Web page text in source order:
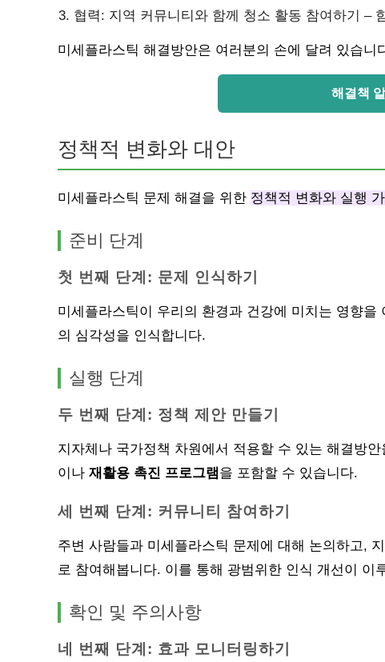
협력: 지역 커뮤니티와 함께 청소 활동 참여하기 –
미세플라스틱 해결방안은 여러분의 손에 달려 있습니
해결책
정책적 변화와 대안
미세플라스틱 문제 해결을 위한 정책적 변화와 실행
준비 단계
첫 번째 단계: 문제 인식하기
미세플라스틱이 우리의 환경과 건강에 미치는 영향
의 심각성을 인식합니다.
실행 단계
두 번째 단계: 정책 제안 만들기
지자체나 국가정책 차원에서 적용할 수 있는 해결방
이나 재활용 촉진 프로그램을 포함할 수 있습니다.
세 번째 단계: 커뮤니티 참여하기
주변 사람들과 미세플라스틱 문제에 대해 논의하고,
로 참여해봅니다. 이를 통해 광범위한 인식 개선이 이
확인 및 주의사항
네 번째 단계: 효과 모니터링하기